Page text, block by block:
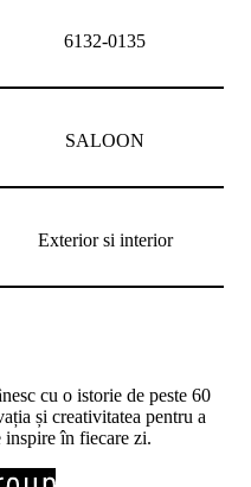
6132-0135
SALOON
Exterior si interior
cu o istorie de peste 60
și creativitatea pentru a
inspire în fiecare zi.